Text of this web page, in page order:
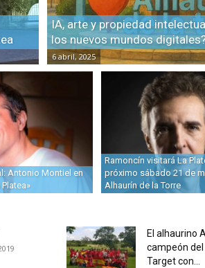
IA, arte y propiedad
los nuevos mundos
6 abril, 2025
Antonio Montiel en
Ramoncín visitará La
próximo sábado 21 de
Alhaurín de la Torre
El alhaurino
campeón del
Target con...